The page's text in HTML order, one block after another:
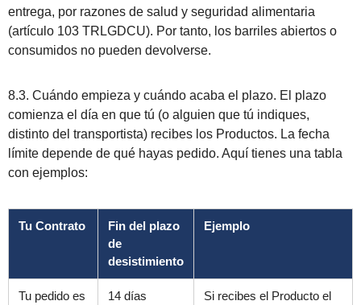
entrega, por razones de salud y seguridad alimentaria
(artículo 103 TRLGDCU). Por tanto, los barriles abiertos o
consumidos no pueden devolverse.
8.3. Cuándo empieza y cuándo acaba el plazo. El plazo
comienza el día en que tú (o alguien que tú indiques,
distinto del transportista) recibes los Productos. La fecha
límite depende de qué hayas pedido. Aquí tienes una tabla
con ejemplos:
Tu Contrato
Fin del plazo
de
desistimiento
Ejemplo
Tu pedido es
14 días
Si recibes el Producto el